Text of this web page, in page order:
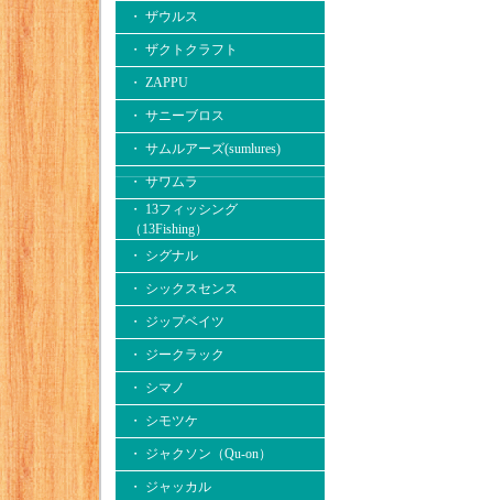
・ ザウルス
・ ザクトクラフト
・ ZAPPU
・ サニーブロス
・ サムルアーズ(sumlures)
・ サワムラ
・ 13フィッシング
（13Fishing）
・ シグナル
・ シックスセンス
・ ジップベイツ
・ ジークラック
・ シマノ
・ シモツケ
・ ジャクソン（Qu-on）
・ ジャッカル